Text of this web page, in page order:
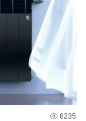
6235